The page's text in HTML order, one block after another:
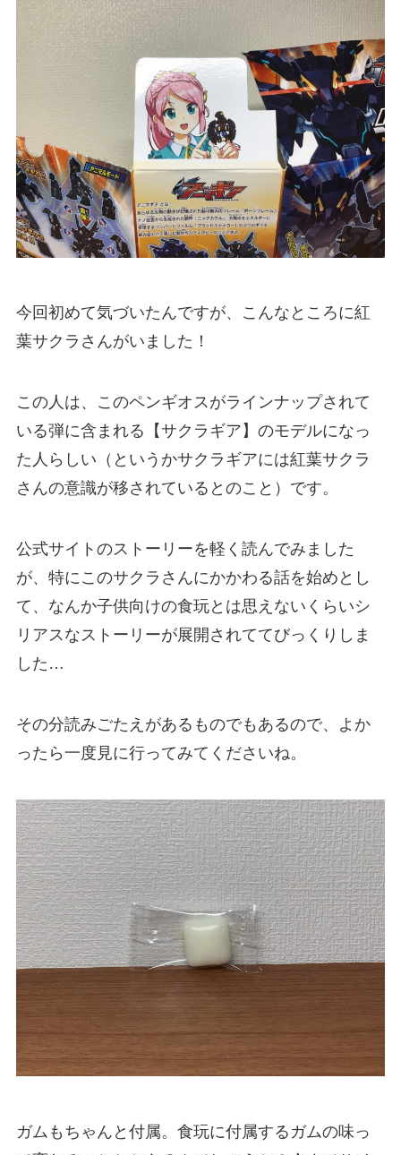
今回初めて気づいたんですが、こんなところに紅
葉サクラさんがいました！
この人は、このペンギオスがラインナップされて
いる弾に含まれる【サクラギア】のモデルになっ
た人らしい（というかサクラギアには紅葉サクラ
さんの意識が移されているとのこと）です。
公式サイトのストーリーを軽く読んでみました
が、特にこのサクラさんにかかわる話を始めとし
て、なんか子供向けの食玩とは思えないくらいシ
リアスなストーリーが展開されててびっくりしま
した…
その分読みごたえがあるものでもあるので、よか
ったら一度見に行ってみてくださいね。
ガムもちゃんと付属。食玩に付属するガムの味っ